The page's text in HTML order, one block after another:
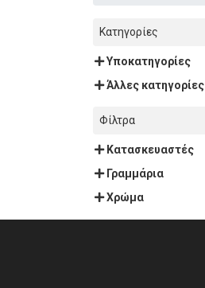
Κατηγορίες
Υποκατηγορίες
Άλλες κατηγορίες
Φίλτρα
Κατασκευαστές
Γραμμάρια
Χρώμα